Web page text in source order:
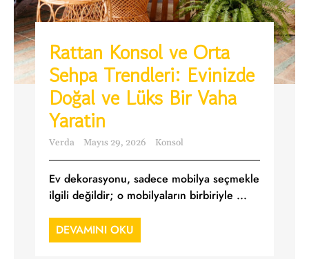
Rattan Konsol ve Orta
Sehpa Trendleri: Evinizde
Doğal ve Lüks Bir Vaha
Yaratin
Verda Mayıs 29, 2026 Konsol
Ev dekorasyonu, sadece mobilya seçmekle
ilgili değildir; o mobilyaların birbiriyle ...
DEVAMINI OKU